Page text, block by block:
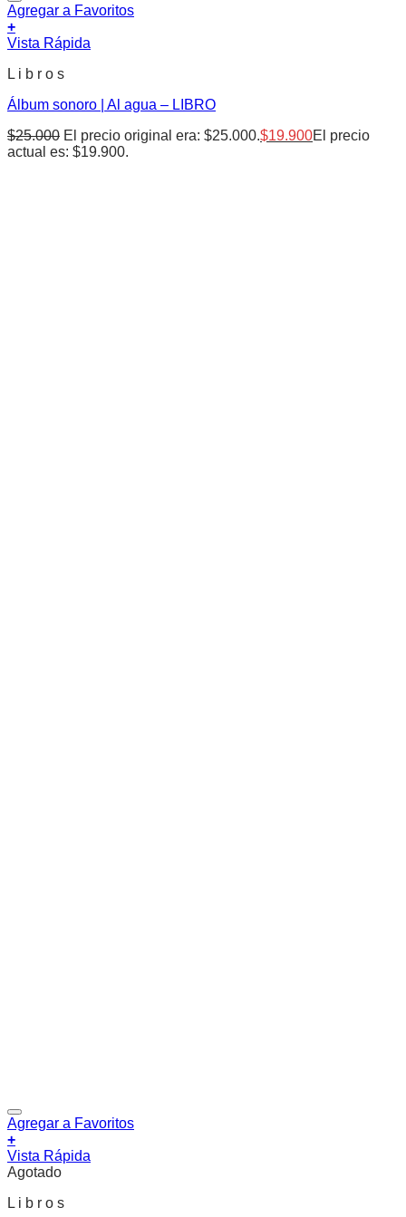
Agregar a Favoritos
+
Vista Rápida
L i b r o s
Álbum sonoro | Al agua – LIBRO
$25.000 El precio original era: $25.000.$19.900El precio
actual es: $19.900.
Agregar a Favoritos
+
Vista Rápida
Agotado
L i b r o s